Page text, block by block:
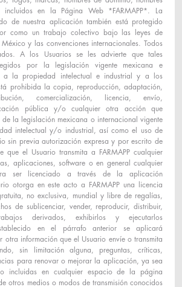
incluidos en la Página Web *FARMAPP*. La
de nuestra aplicación también está protegido
como un trabajo colectivo bajo las leyes de
y las convenciones internacionales. Todos
A los Usuarios se les advierte que tales
por la legislación vigente mexicana e
a la propiedad intelectual e industrial y a los
prohibida la copia, reproducción, adaptación,
comercialización, licencia, envío,
pública y/o cualquier otra acción que
la legislación mexicana o internacional vigente
intelectual y/o industrial, así como el uso de
sin previa autorización expresa y por escrito de
que el Usuario transmita a FARMAPP cualquier
aplicaciones, software o en general cualquier
ser licenciado a través de la aplicación
otorga en este acto a FARMAPP una licencia
no exclusiva, mundial y libre de regalías,
de sublicenciar, vender, reproducir, distribuir,
derivados, exhibirlos y ejecutarlos
en el párrafo anterior se aplicará
otra información que el Usuario envíe o transmita
sin limitación alguna, preguntas, críticas,
para renovar o mejorar la aplicación, ya sea
incluidas en cualquier espacio de la página
otros medios o modos de transmisión conocidos